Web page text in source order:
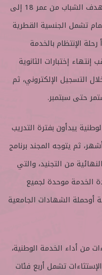
“الشرق”، أن الخدمة الوطنية تستهدف الشباب من عمر 18 إلى
تشمل الجنسية القطرية
رحلة الإنتظام بالخدمة
12 شهر، عقب إنتهاء إختبارات الثانوية
التسجيل الإلكتروني، ثم
حتى سبتمبر.
يبدأون بفترة التدريب
والتي تستمر لمدة 3 أشهر، ثم يتوجه المجند برنامج
من التجنيد، والتي
مدة الخدمة موحدة لجميع
أوحملة الشهادات الجامعية
من أداء الخدمة الوطنية،
تشمل أربع فئات